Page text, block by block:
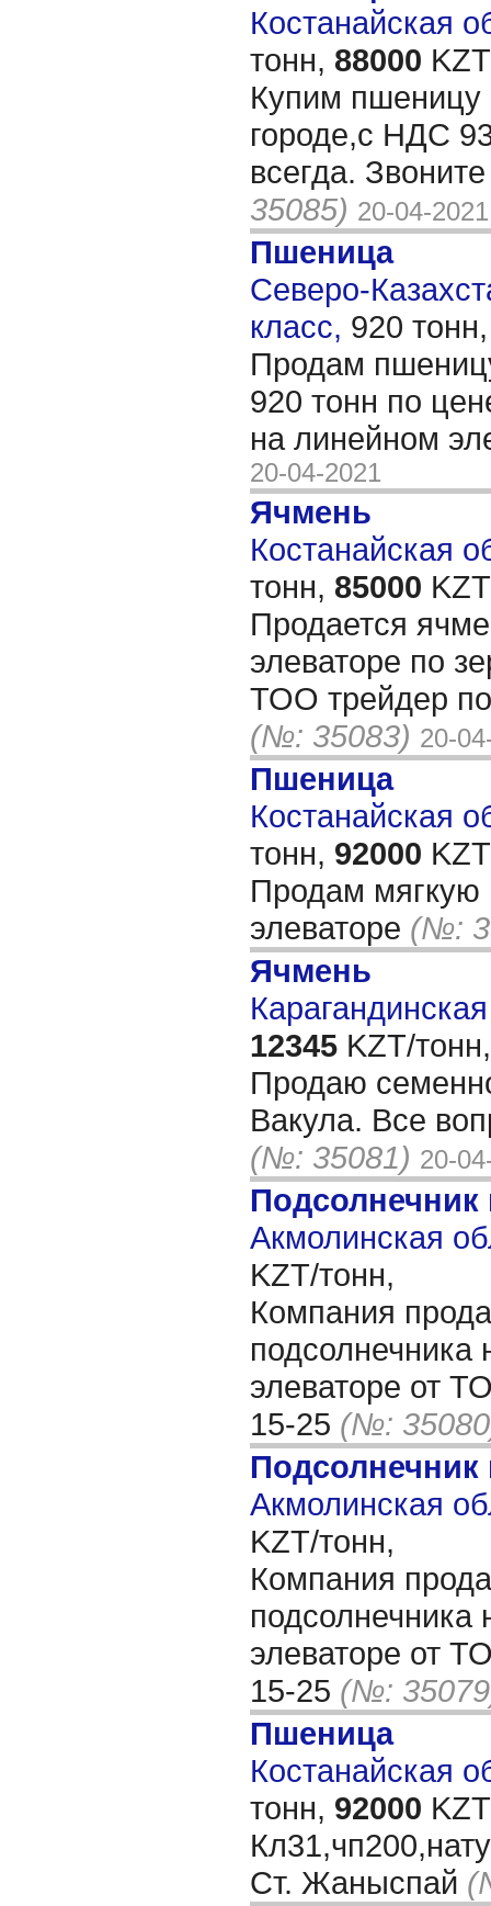
Костанайская
тонн, 88000
Купим пшеницу
городе,c НДС
всегда.
35085) 20-04-2021
Пшеница
Северо-
класс, 920
Продам
920 тонн по
на линейном
20-04-2021
Ячмень
Костанайская
тонн, 85000
Продается
элеваторе по
ТОО трейдер по
(№: 35083) 20-
Пшеница
Костанайская
тонн, 92000
Продам
элеваторе (№:
Ячмень
12345 KZT/тонн,
Продаю
Вакула. Все
(№: 35081) 20-
Акмолинская
KZT/тонн,
Компания
подсолнечника
элеваторе от
15-25 (№:
Акмолинская
KZT/тонн,
Компания
подсолнечника
элеваторе от
15-25 (№:
Пшеница
Костанайская
тонн, 92000
Ст. Жаныспай